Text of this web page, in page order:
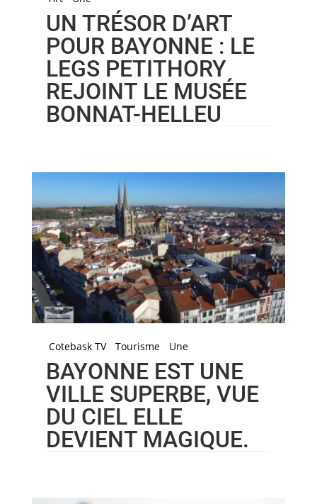
UN TRÉSOR D’ART
POUR BAYONNE : LE
LEGS PETITHORY
REJOINT LE MUSÉE
BONNAT-HELLEU
Cotebask TV Tourisme Une
BAYONNE EST UNE
VILLE SUPERBE, VUE
DU CIEL ELLE
DEVIENT MAGIQUE.